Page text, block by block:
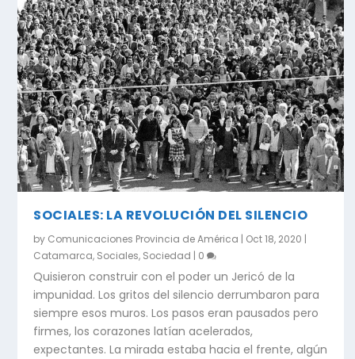
SOCIALES: LA REVOLUCIÓN DEL SILENCIO
by Comunicaciones Provincia de América | Oct 18, 2020 |
Catamarca, Sociales, Sociedad | 0
Quisieron construir con el poder un Jericó de la
impunidad. Los gritos del silencio derrumbaron para
siempre esos muros. Los pasos eran pausados pero
firmes, los corazones latían acelerados,
expectantes. La mirada estaba hacia el frente, algún